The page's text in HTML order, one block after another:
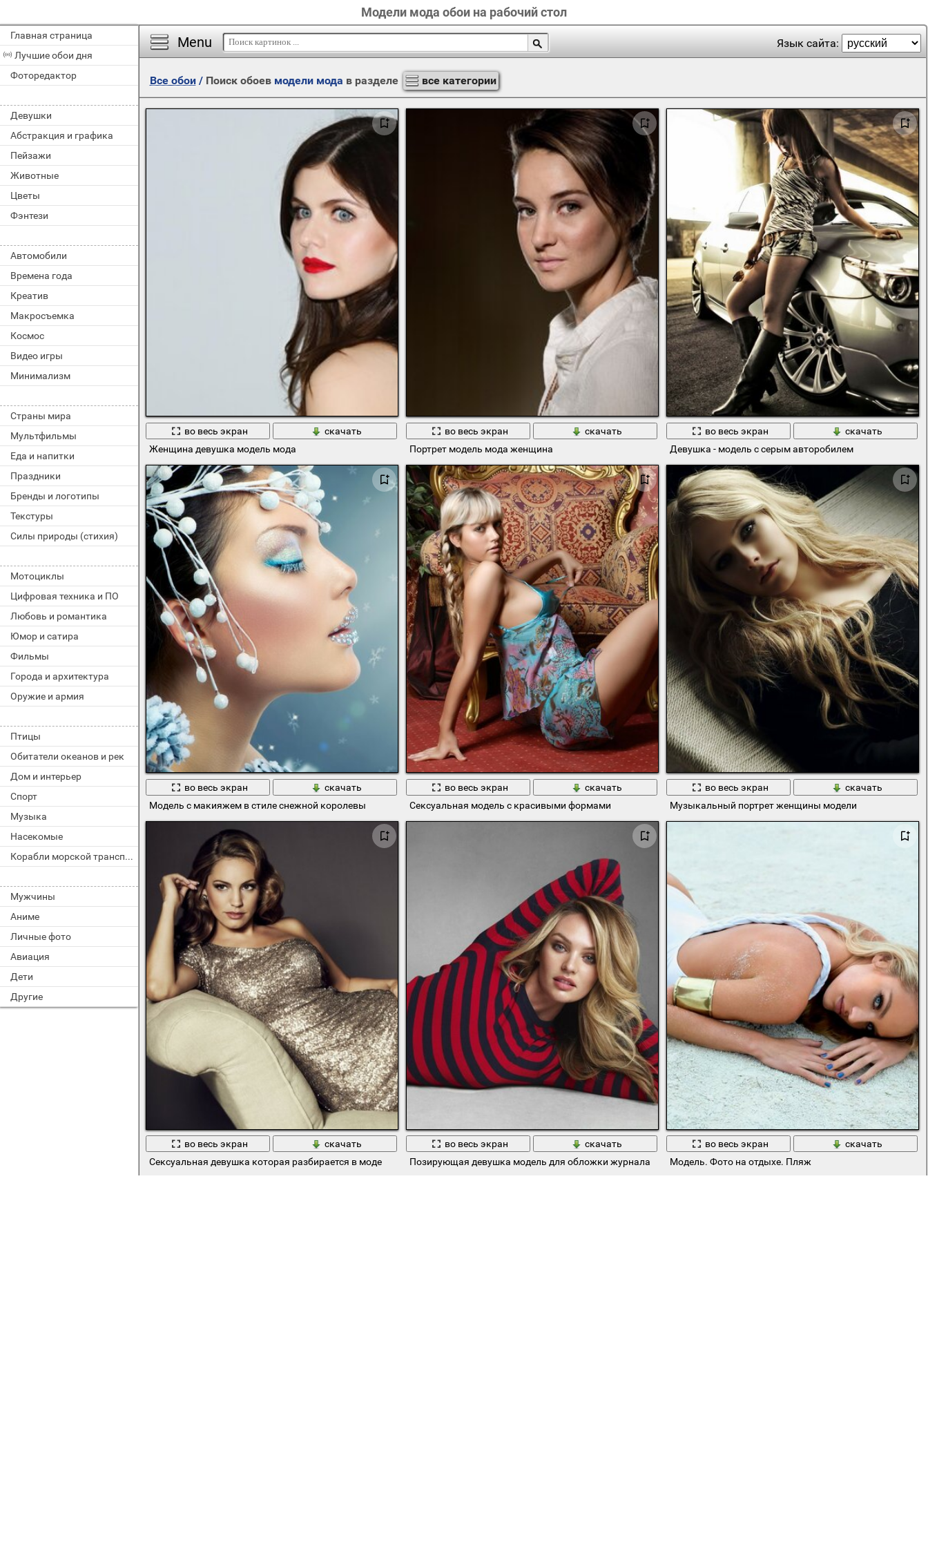
Модели мода обои на рабочий стол
Главная страница
Лучшие обои дня
Фоторедактор
Девушки
Абстракция и графика
Пейзажи
Животные
Цветы
Фэнтези
Автомобили
Времена года
Креатив
Макросъемка
Космос
Видео игры
Минимализм
Страны мира
Мультфильмы
Еда и напитки
Праздники
Бренды и логотипы
Текстуры
Силы природы (стихия)
Мотоциклы
Цифровая техника и ПО
Любовь и романтика
Юмор и сатира
Фильмы
Города и архитектура
Оружие и армия
Птицы
Обитатели океанов и рек
Дом и интерьер
Спорт
Музыка
Насекомые
Корабли морской транспорт
Мужчины
Аниме
Личные фото
Авиация
Дети
Другие
Menu Язык сайта:
Все обои/ Поиск обоев модели мода в разделе все категории
во весь экран
скачать
Женщина девушка модель мода
во весь экран
скачать
Портрет модель мода женщина
во весь экран
скачать
Девушка - модель с серым авторобилем
во весь экран
скачать
Модель с макияжем в стиле снежной королевы
во весь экран
скачать
Сексуальная модель с красивыми формами
во весь экран
скачать
Музыкальный портрет женщины модели
во весь экран
скачать
Сексуальная девушка которая разбирается в моде
во весь экран
скачать
Позирующая девушка модель для обложки журнала
во весь экран
скачать
Модель. Фото на отдыхе. Пляж